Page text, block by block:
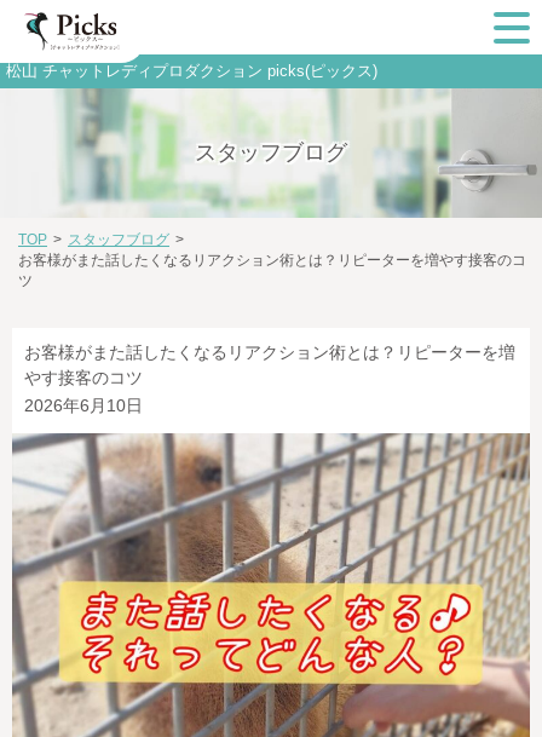
松山 チャットレディプロダクション picks(ピックス)
スタッフブログ
TOP > スタッフブログ >
お客様がまた話したくなるリアクション術とは？リピーターを増やす接客のコ
ツ
お客様がまた話したくなるリアクション術とは？リピーターを増
やす接客のコツ
2026年6月10日